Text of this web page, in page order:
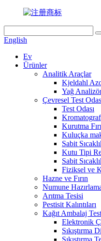
English
Ev
Ürünler
Analitik Araçlar
Kjeldahl
Yağ
Çevresel Test
Test Odası
Kromatograf
Kurutma
Kuluçka
Sabit
Kutu Tipi
Sabit
Fiziksel ve
Hazne ve Fırın
Numune
Arıtma Tesisi
Pestisit Kalıntıları
Kağıt Ambalaj
Elektronik
Sıkıştırma
Sıkıştırma